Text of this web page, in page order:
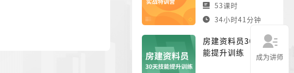
53课时
34小时41分钟
房建资料员30天技
能提升训练
成为讲师